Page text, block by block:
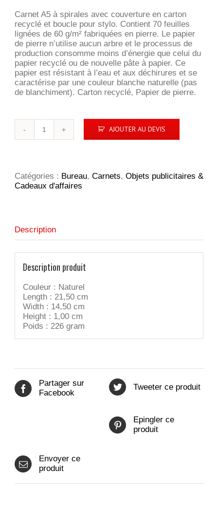
Carnet A5 à spirales avec couverture en carton
recyclé et boucle pour stylo. Contient 70 feuilles
lignées de 60 g/m² fabriquées en pierre. Le papier
de pierre n’utilise aucun arbre et le processus de
production consomme moins d’énergie que celui du
papier recyclé ou de nouvelle pâte à papier. Ce
papier est résistant à l’eau et aux déchirures et se
caractérise par une couleur blanche naturelle (pas
de blanchiment). Carton recyclé, Papier de pierre.
spirales
en
de
pierre
-
AJOUTER AU DEVIS
Catégories : Bureau, Carnets, Objets publicitaires &
Cadeaux d'affaires
Description
Description produit
Couleur : Naturel
Length : 21,50 cm
Width : 14,50 cm
Height : 1,00 cm
Poids : 226 gram
Partager sur
Facebook
Tweeter ce produit
Epingler ce
produit
Envoyer ce
produit